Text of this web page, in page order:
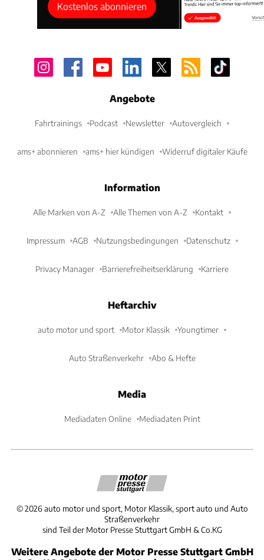
Kostenlos abonnieren
Angebote
Fahrtrainings Podcast Newsletter Autovergleich
ams+ abonnieren ams+ hier kündigen Widerruf digitaler Käufe
Information
Alle Marken von A-Z Alle Themen von A-Z Kontakt
Impressum AGB Nutzungsbedingungen Datenschutz
Privacy Manager Barrierefreiheitserklärung Karriere
Heftarchiv
auto motor und sport Motor Klassik Youngtimer
Auto Straßenverkehr Abo & Hefte
Media
Mediadaten Online Mediadaten Print
©2026 auto motor und sport, Motor Klassik, sport auto und Auto
Straßenverkehr
sind Teil der Motor Presse Stuttgart GmbH & Co.KG
Weitere Angebote der Motor Presse Stuttgart GmbH